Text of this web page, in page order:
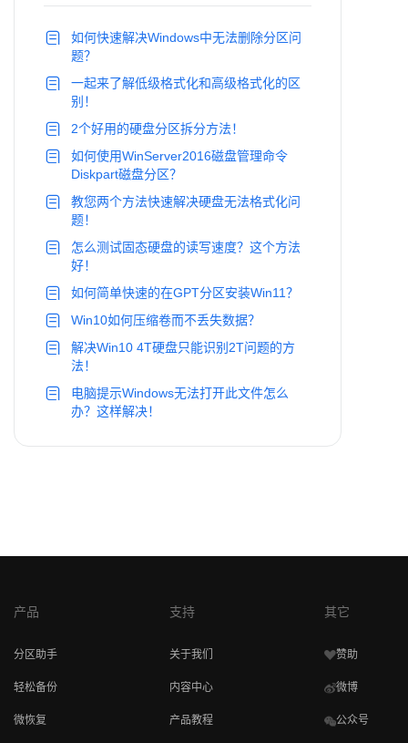
如何快速解决Windows中无法删除分区问
题？
一起来了解低级格式化和高级格式化的区
别！
2个好用的硬盘分区拆分方法！
如何使用WinServer2016磁盘管理命令
Diskpart磁盘分区？
教您两个方法快速解决硬盘无法格式化问
题！
怎么测试固态硬盘的读写速度？这个方法
好！
如何简单快速的在GPT分区安装Win11？
Win10如何压缩卷而不丢失数据？
解决Win10 4T硬盘只能识别2T问题的方
法！
电脑提示Windows无法打开此文件怎么
办？这样解决！
产品
分区助手
轻松备份
微恢复
支持
关于我们
内容中心
产品教程
其它
赞助
微博
公众号